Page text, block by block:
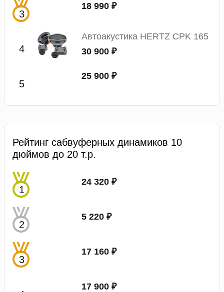
18 990 ₽
Автоакустика HERTZ CPK 165
30 900 ₽
25 900 ₽
Рейтинг сабвуферных динамиков 10
дюймов до 20 т.р.
24 320 ₽
5 220 ₽
17 160 ₽
17 900 ₽